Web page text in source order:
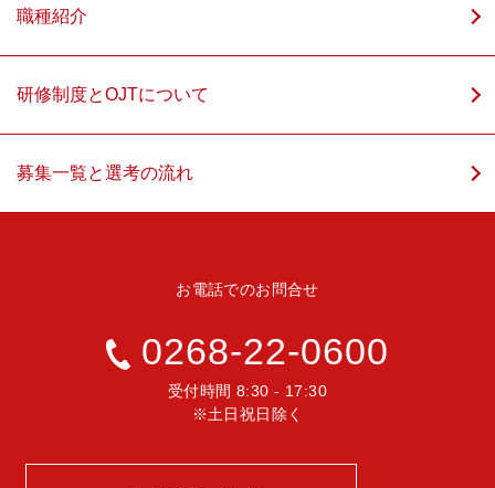
職種紹介
研修制度とOJTについて
募集一覧と選考の流れ
お電話でのお問合せ
0268-22-0600
受付時間 8:30 - 17:30
※土日祝日除く